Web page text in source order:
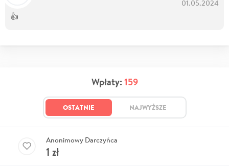
01.05.2024
👍
Wpłaty: 159
OSTATNIE NAJWYŻSZE
Anonimowy Darczyńca
1 zł